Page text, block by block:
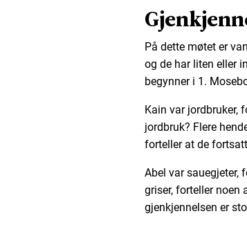
På dette møtet er
og de har liten eller
begynner i 1.
Kain var jordbruker,
jordbruk? Flere
forteller at de
Abel var sauegjeter,
griser, forteller noen
gjenkjennelsen er